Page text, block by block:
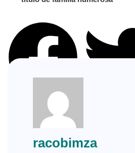
racobimza